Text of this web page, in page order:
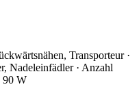
Transporteur ·
Nadeleinfädler · Anzahl
90 W